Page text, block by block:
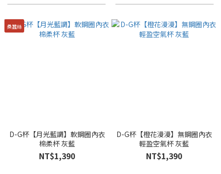
桑蠶絲
D-G杯【月光藍調】軟鋼圈內衣
棉柔杯 灰藍
NT$1,390
D-G杯【橙花漫漫】無鋼圈內衣
輕盈空氣杯 灰藍
NT$1,390